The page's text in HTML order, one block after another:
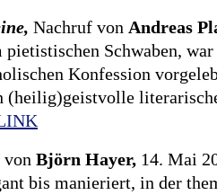
Nachruf von Andreas
pietistischen Schwaben,
Konfession
(heilig)geistvolle
Björn Hayer, 14. Mai
bis manieriert, in der